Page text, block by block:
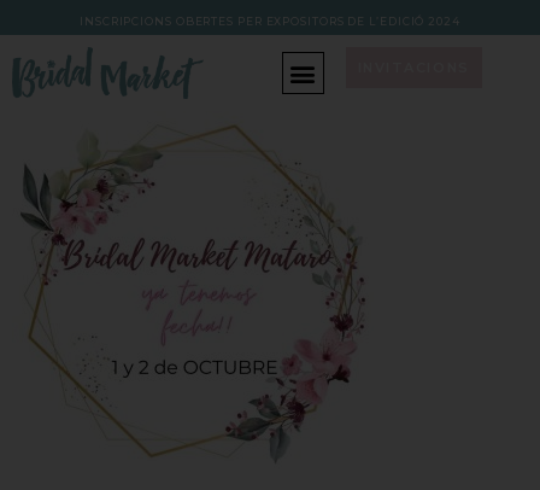
INSCRIPCIONS OBERTES PER EXPOSITORS DE L’EDICIÓ 202 4